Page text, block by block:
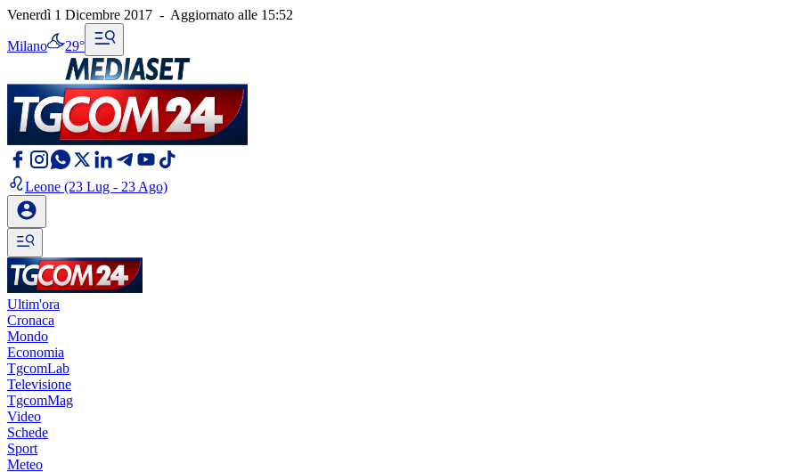
Venerdì 1 Dicembre 2017 - Aggiornato alle 15:52
Milano 29°
Leone (23 Lug - 23 Ago)
Ultim'ora
Cronaca
Mondo
Economia
TgcomLab
Televisione
TgcomMag
Video
Schede
Sport
Meteo